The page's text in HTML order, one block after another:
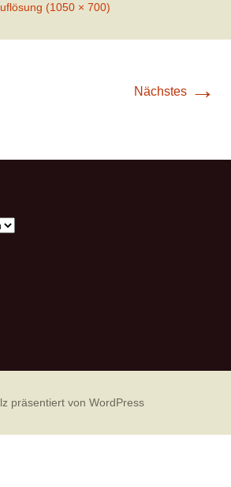
(1050 × 700)
Nächstes →
präsentiert von WordPress